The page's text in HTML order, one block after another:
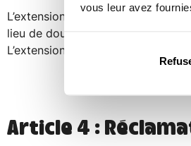
vous leur avez
L’extension de garantie est
lieu de douze mois.
L’extension de garantie est au
Article 4 :